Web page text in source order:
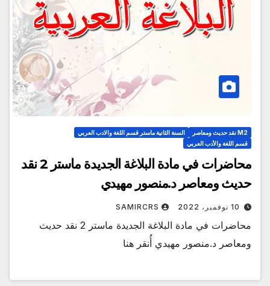
M2 نقد حديث ومعاصر
السنة الثانية ماستر قسم اللغة والادب العربي
قسم اللغة والأدب العربي
محاضرات في مادة البلاغة الجديدة ماستر 2 نقد
حديث ومعاصر د.منصور مهيدي
10 نوفمبر، 2022 SAMIRCRS
محاضرات في مادة البلاغة الجديدة ماستر 2 نقد حديث
ومعاصر د.منصور مهيدي أُنقر هنا